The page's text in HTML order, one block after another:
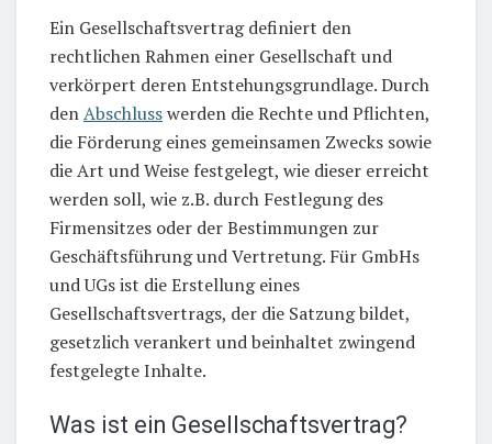
Ein Gesellschaftsvertrag definiert den
rechtlichen Rahmen einer Gesellschaft und
verkörpert deren Entstehungsgrundlage. Durch
denAbschlusswerden die Rechte und Pflichten,
die Förderung eines gemeinsamen Zwecks sowie
die Art und Weise festgelegt, wie dieser erreicht
werden soll, wie z.B. durch Festlegung des
Firmensitzes oder der Bestimmungen zur
Geschäftsführung und Vertretung. Für GmbHs
und UGs ist die Erstellung eines
Gesellschaftsvertrags, der die Satzung bildet,
gesetzlich verankert und beinhaltet zwingend
festgelegte Inhalte.
Was ist ein Gesellschaftsvertrag?